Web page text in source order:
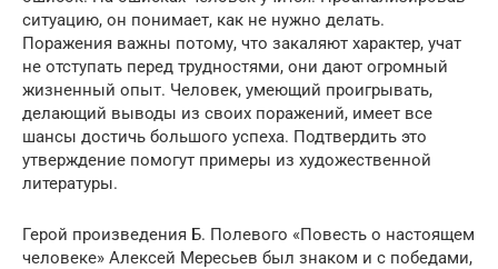
ситуацию, он понимает, как не нужно делать.
Поражения важны потому, что закаляют характер, учат
не отступать перед трудностями, они дают огромный
жизненный опыт. Человек, умеющий проигрывать,
делающий выводы из своих поражений, имеет все
шансы достичь большого успеха. Подтвердить это
утверждение помогут примеры из художественной
литературы.
Герой произведения Б. Полевого «Повесть о настоящем
человеке» Алексей Мересьев был знаком и с победами,